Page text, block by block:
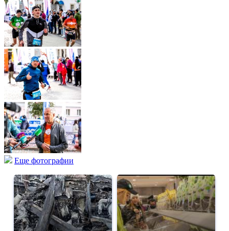
Еще фотографии